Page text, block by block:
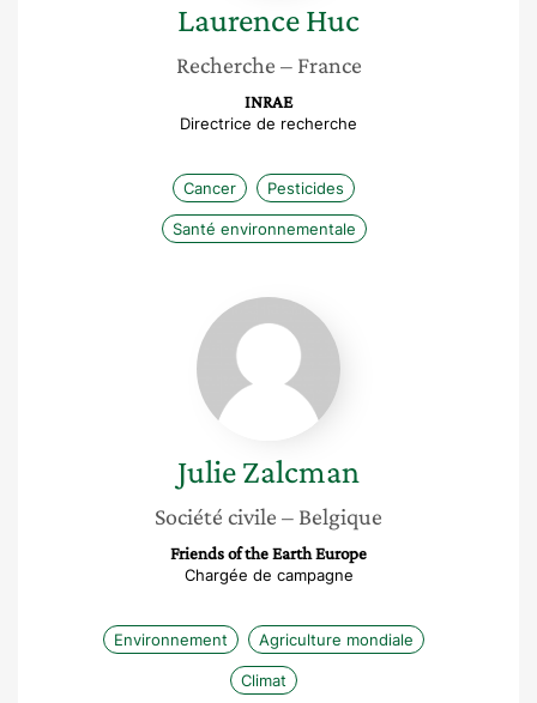
LaurenceHuc
Recherche – France
INRAE
Directrice de recherche
Cancer Pesticides
Santé environnementale
Julie
Zalcman
JulieZalcman
Société civile – Belgique
Friends of the Earth Europe
Chargée de campagne
Environnement Agriculture mondiale
Climat